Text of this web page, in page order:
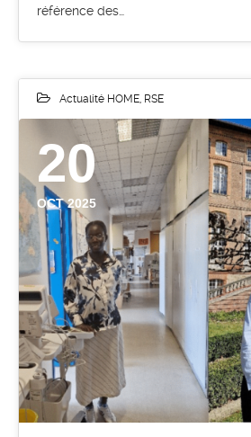
référence des…
Actualité HOME RSE
20
OCT 2025